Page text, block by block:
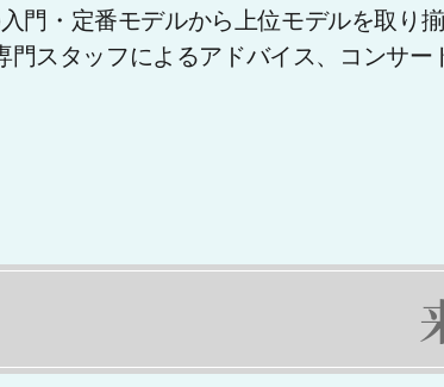
門・定番モデルから上位モデルを取り
門スタッフによるアドバイス、コンサ